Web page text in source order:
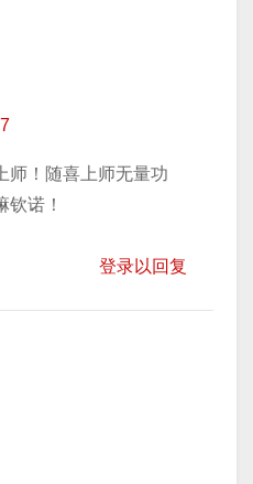
师！随喜上师无量功
诺！
登录以回复